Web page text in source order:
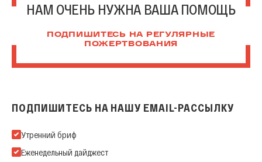
НАМ ОЧЕНЬ НУЖНА ВАША ПОМОЩЬ
ПОДПИШИТЕСЬ НА РЕГУЛЯРНЫЕ
ПОЖЕРТВОВАНИЯ
ПОДПИШИТЕСЬ НА НАШУ EMAIL-РАССЫЛКУ
Подпишитесь на нашу Email-рассылку
Утренний бриф
Еженедельный дайджест